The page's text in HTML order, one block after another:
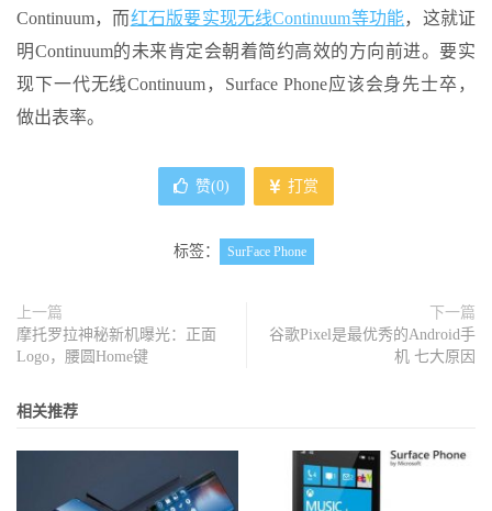
Continuum，而红石版要实现无线Continuum等功能，这就证
明Continuum的未来肯定会朝着简约高效的方向前进。要实
现下一代无线Continuum，Surface Phone应该会身先士卒，
做出表率。
赞(0) 打赏
标签： SurFace Phone
上一篇
摩托罗拉神秘新机曝光：正面
Logo，腰圆Home键
下一篇
谷歌Pixel是最优秀的Android手
机 七大原因
相关推荐